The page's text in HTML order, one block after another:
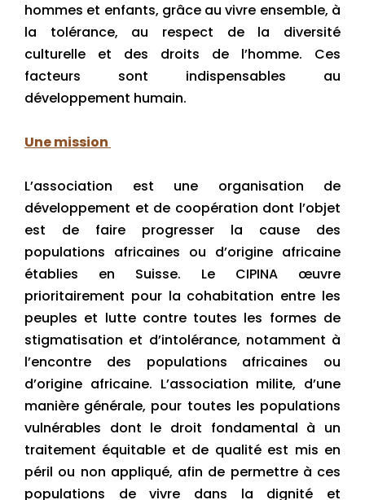
hommes et enfants, grâce au vivre ensemble, à
la tolérance, au respect de la diversité
culturelle et des droits de l’homme. Ces
facteurs sont indispensables au
développement humain.
Une mission
L’association est une organisation de
développement et de coopération dont l’objet
est de faire progresser la cause des
populations africaines ou d’origine africaine
établies en Suisse. Le CIPINA œuvre
prioritairement pour la cohabitation entre les
peuples et lutte contre toutes les formes de
stigmatisation et d’intolérance, notamment à
l’encontre des populations africaines ou
d’origine africaine. L’association milite, d’une
manière générale, pour toutes les populations
vulnérables dont le droit fondamental à un
traitement équitable et de qualité est mis en
péril ou non appliqué, afin de permettre à ces
populations de vivre dans la dignité et